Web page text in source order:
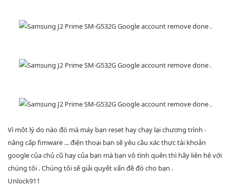
Vì môt lý do nào đó mà máy bạn reset hay chạy lại chương trình -
nâng cấp fimware ... điện thoại bạn sẽ yêu cầu xác thực tài khoản
google của chủ cũ hay của bạn mà bạn vô tình quên thì hãy liên hệ với
chúng tôi . Chúng tôi sẽ giải quyết vấn đề đó cho bạn .
Unlock911